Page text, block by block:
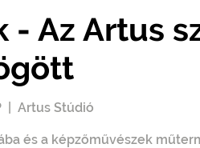
Az Artus
  |
Artus Stúdió
és a képzőművészek